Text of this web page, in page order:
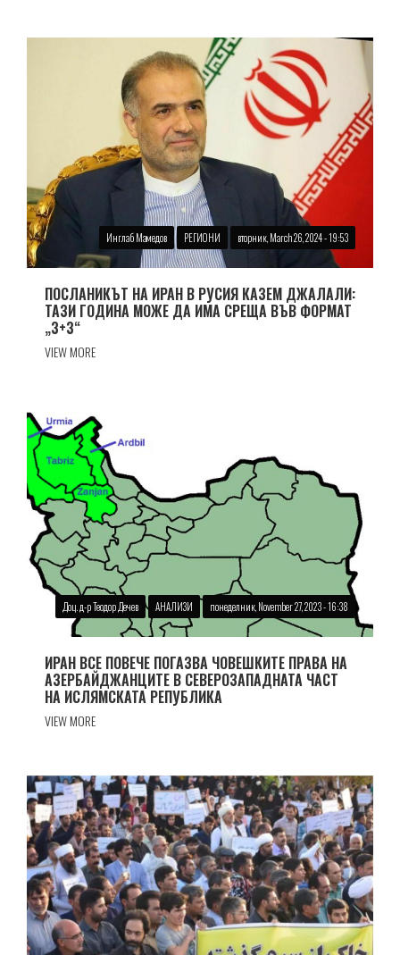
Инглаб Мамедов РЕГИОНИ вторник, March 26, 2024 - 19:53
ПОСЛАНИКЪТ НА ИРАН В РУСИЯ КАЗЕМ ДЖАЛАЛИ:
ТАЗИ ГОДИНА МОЖЕ ДА ИМА СРЕЩА ВЪВ ФОРМАТ
„3+3“
VIEW MORE
Доц. д-р Теодор Дечев АНАЛИЗИ понеделник, November 27, 2023 - 16:38
ИРАН ВСЕ ПОВЕЧЕ ПОГАЗВА ЧОВЕШКИТЕ ПРАВА НА
АЗЕРБАЙДЖАНЦИТЕ В СЕВЕРОЗАПАДНАТА ЧАСТ
НА ИСЛЯМСКАТА РЕПУБЛИКА
VIEW MORE